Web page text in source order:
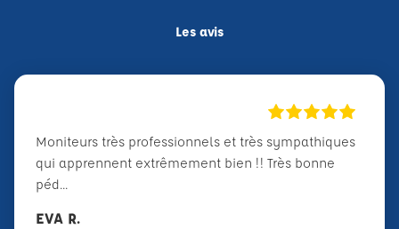
Les avis
Moniteurs très professionnels et très sympathiques
qui apprennent extrêmement bien !! Très bonne
péd...
EVA R.